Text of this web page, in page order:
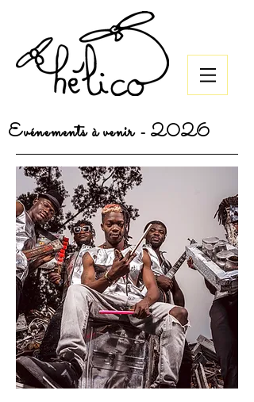
Evénements à venir - 2026